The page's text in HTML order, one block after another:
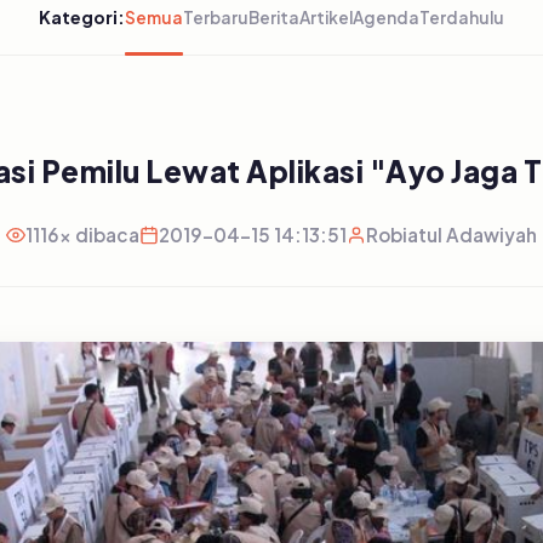
Kategori:SemuaTerbaruBeritaArtikelAgendaTerdahulu
Pemilu Lewat Aplikasi "Ayo Jaga
1116x dibaca 2019-04-15 14:13:51 Robiatul Adawiyah